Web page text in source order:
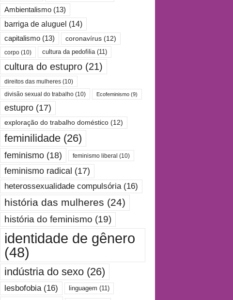
Ambientalismo(13)
barriga de aluguel (14)
capitalismo(13) coronavírus(12)
corpo(10) cultura da pedofilia(11)
cultura do estupro(21)
direitos das mulheres(10)
divisão sexual do trabalho(10) Ecofeminismo(9)
estupro(17)
exploração do trabalho doméstico(12)
feminilidade(26)
feminismo(18) feminismo liberal (10)
feminismo radical (17)
heterossexualidade compulsória(16)
história das mulheres (24)
história do feminismo (19)
identidade de gênero
(48)
indústria do sexo(26)
lesbofobia(16) linguagem (11)